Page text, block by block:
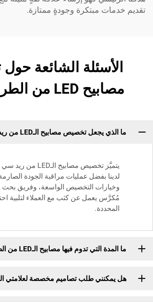
تقديم خدمات مبتكرة وجودةٍ ممتازة.
الأسئلة الشائعة
مصابيح LED من الطراز 9006
ما الذي يجعل تخصيص مصابيح الـLED من ريد سي 9006 فريدًا؟
لدينا بفضل عمليات مراقبة الجودة
وخيارات التخصيص الواسعة، وفريق بحث
مُكرَّس يعمل عن كثب مع العملاء لتلبية
المحددة.
ما المدة التي تدوم فيها مصابيح الـLED من الطراز 9006؟
هل يمكنني طلب تصاميم مخصصة لعلامتي